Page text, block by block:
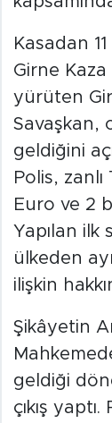
Kasadan
Girne
yürüten
Savaşkan,
geldiğini
Polis, zanlı
Euro ve 2
Yapılan ilk
ülkeden
ilişkin
Şikâyetin
geldiği
çıkış